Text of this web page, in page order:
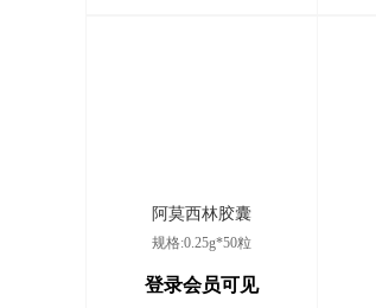
叙州区龙池乡石龙村二
阿莫西林胶囊
规格:0.25g*50粒
登录会员可见